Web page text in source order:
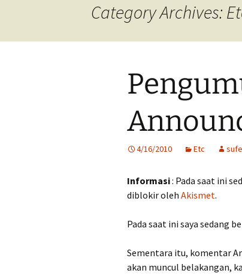
Category Archives:
4/16/2010 Etc
Informasi: Pada saat ini
diblokir oleh Akismet.
Pada saat ini saya sedang
Sementara itu, komentar
akan muncul belakangan,